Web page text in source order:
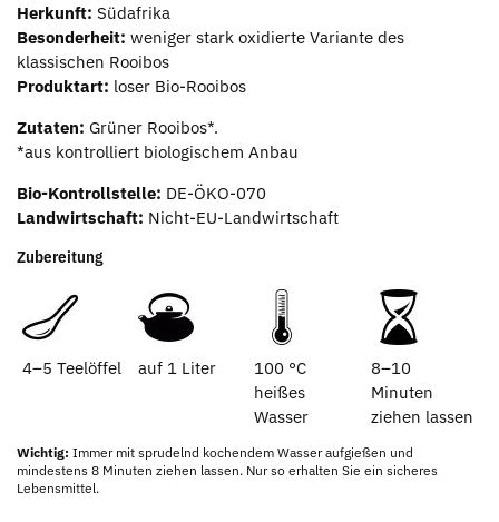
Herkunft: Südafrika
Besonderheit: weniger stark oxidierte Variante des
klassischen Rooibos
Produktart: loser Bio-Rooibos
Zutaten: Grüner Rooibos*.
*aus kontrolliert biologischem Anbau
Bio-Kontrollstelle: DE-ÖKO-070
Landwirtschaft: Nicht-EU-Landwirtschaft
Zubereitung
4–5 Teelöffel auf 1 Liter
100 °C
heißes
Wasser
8–10
Minuten
ziehen lassen
Wichtig: Immer mit sprudelnd kochendem Wasser aufgießen und
mindestens 8 Minuten ziehen lassen. Nur so erhalten Sie ein sicheres
Lebensmittel.